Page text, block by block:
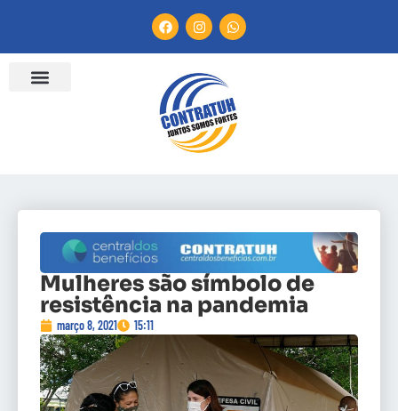
Mulheres são símbolo de
resistência na pandemia
março 8, 2021 15:11